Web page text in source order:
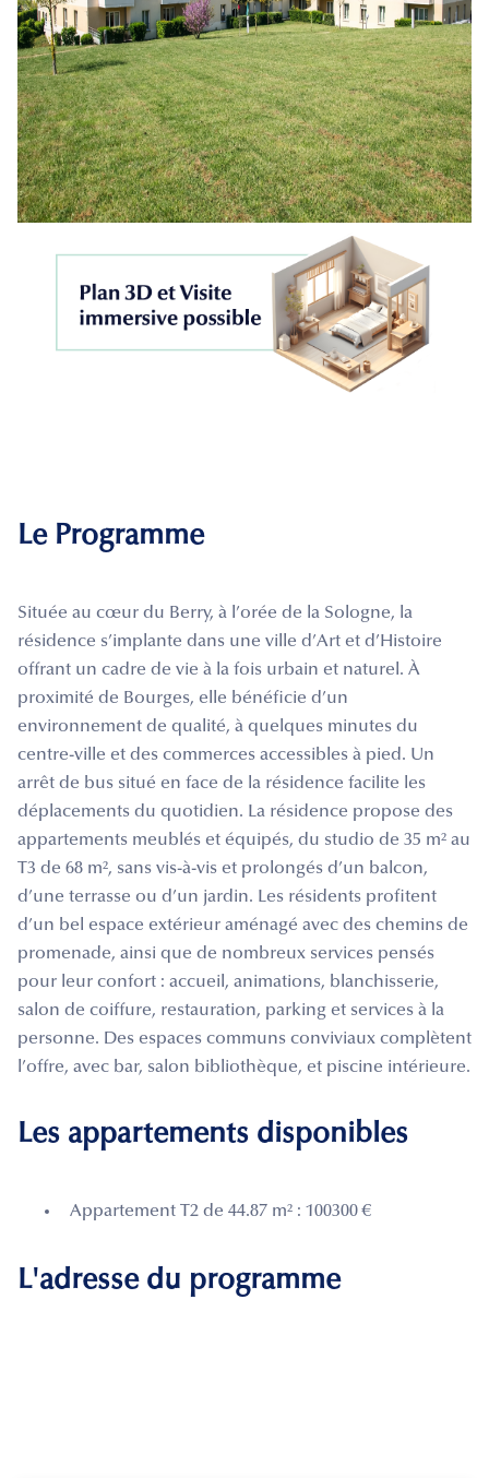
Le Programme
Située au cœur du Berry, à l’orée de la Sologne, la
résidence s’implante dans une ville d’Art et d’Histoire
offrant un cadre de vie à la fois urbain et naturel. À
proximité de Bourges, elle bénéficie d’un
environnement de qualité, à quelques minutes du
centre-ville et des commerces accessibles à pied. Un
arrêt de bus situé en face de la résidence facilite les
déplacements du quotidien. La résidence propose des
appartements meublés et équipés, du studio de 35 m² au
T3 de 68 m², sans vis-à-vis et prolongés d’un balcon,
d’une terrasse ou d’un jardin. Les résidents profitent
d’un bel espace extérieur aménagé avec des chemins de
promenade, ainsi que de nombreux services pensés
pour leur confort : accueil, animations, blanchisserie,
salon de coiffure, restauration, parking et services à la
personne. Des espaces communs conviviaux complètent
l’offre, avec bar, salon bibliothèque, et piscine intérieure.
Les appartements disponibles
Appartement T2 de 44.87 m² : 100300 €
L'adresse du programme